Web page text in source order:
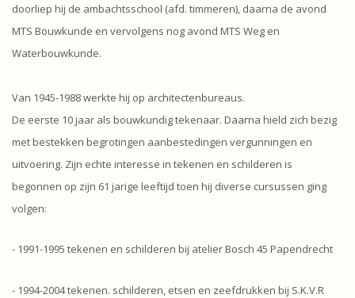
doorliep hij de ambachtsschool (afd. timmeren), daarna de avond
MTS Bouwkunde en vervolgens nog avond MTS Weg en
Waterbouwkunde.
Van 1945-1988 werkte hij op architectenbureaus.
De eerste 10 jaar als bouwkundig tekenaar. Daarna hield zich bezig
met bestekken begrotingen aanbestedingen vergunningen en
uitvoering. Zijn echte interesse in tekenen en schilderen is
begonnen op zijn 61 jarige leeftijd toen hij diverse cursussen ging
volgen:
- 1991-1995 tekenen en schilderen bij atelier Bosch 45 Papendrecht
- 1994-2004 tekenen. schilderen, etsen en zeefdrukken bij S.K.V.R